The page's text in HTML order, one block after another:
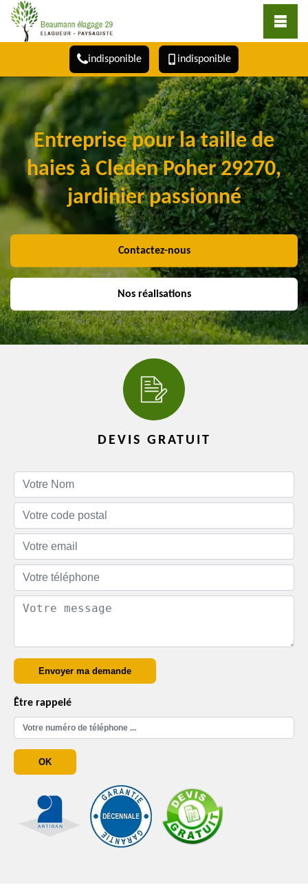
indisponible indisponible
Entreprise pour la taille de
haies à Cleden Poher 29270,
jardinier passionné
Contactez-nous
Nos réalisations
DEVIS GRATUIT
Être rappelé